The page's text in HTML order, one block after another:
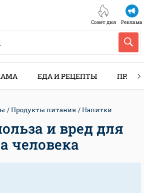
Совет дня Реклама
ЕДА И РЕЦЕПТЫ
Продукты питания Напитки
и вред для
человека